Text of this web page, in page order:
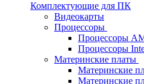
Комплектующие для ПК
Видеокарты
Процессоры
Процессоры
Процессоры
Материнские платы
Материнские
Материнские